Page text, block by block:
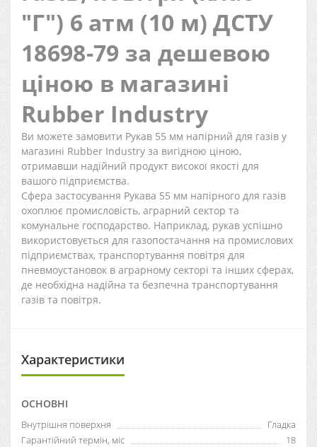
"Г") 6 атм (10 м) ДСТУ
18698-79 за дешевою
ціною в магазині
Rubber Industry
Ви можете замовити Рукав 55 мм напірний для газів у
магазині Rubber Industry за вигідною ціною,
отримавши надійний продукт високої якості для
вашого підприємства.
Сфера застосування Рукава 55 мм напірного для газів
охоплює промисловість, аграрний сектор та
комунальне господарство. Наприклад, рукав успішно
використовується для газопостачання на промислових
підприємствах, транспортування повітря для
пневмоустановок в аграрному секторі та інших сферах,
де необхідна надійна та безпечна транспортування
газів та повітря.
Характеристики
ОСНОВНІ
Внутрішня поверхня
Гладка
Гарантійний термін, міс
18